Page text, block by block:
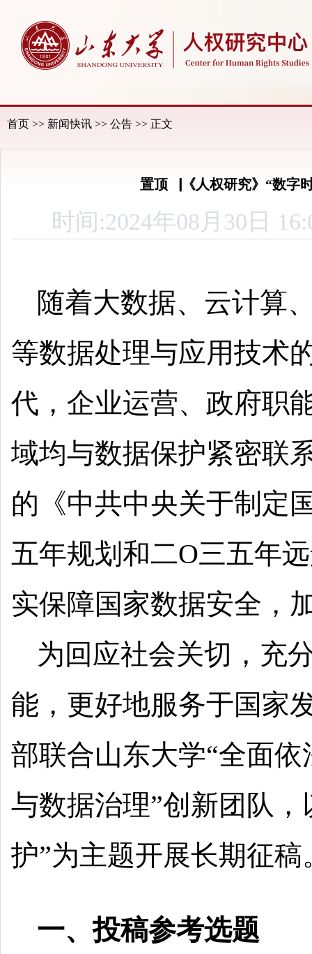
首页 >> 新闻快讯 >> 公告 >> 正文
置顶▕《人权研究》“数字
时间:2024年08月30
随着大数据、云计算
等数据处理与应用技术
代，企业运营、政府职
域均与数据保护紧密联
的《中共中央关于制定
五年规划和二O三五年
实保障国家数据安全，
为回应社会关切，充
能，更好地服务于国家
部联合山东大学“全面
与数据治理”创新团队
护”为主题开展长期征稿
一、投稿参考选题